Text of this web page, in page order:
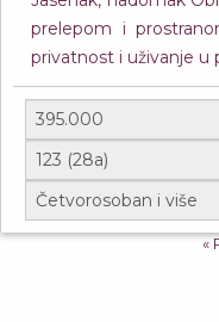
prelepom i
privatnost i uživanje u
«